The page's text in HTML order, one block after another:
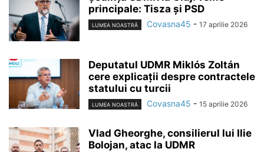
principale: Tisza și PSD
LUMEA NOASTRĂ Covasna45 - 17 aprilie 2026
Deputatul UDMR Miklós Zoltán
cere explicații despre contractele
statului cu turcii
LUMEA NOASTRĂ Covasna45 - 15 aprilie 2026
Vlad Gheorghe, consilierul lui Ilie
Bolojan, atac la UDMR